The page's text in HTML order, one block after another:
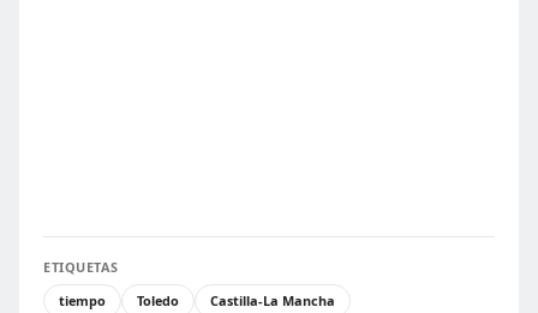
ETIQUETAS
tiempo
Toledo
Castilla-La Mancha